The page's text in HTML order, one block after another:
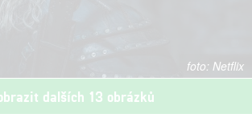
Netflix
dalších 13 obrázků